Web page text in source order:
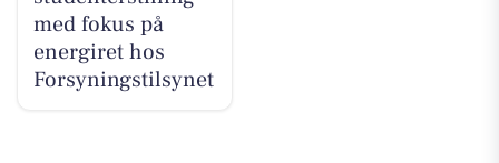
med fokus på
energiret hos
Forsyningstilsynet